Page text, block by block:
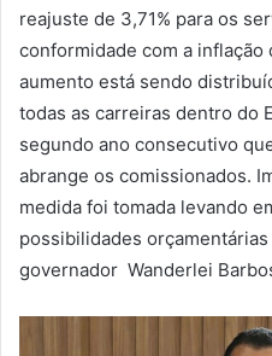
reajuste de 3,71% para os
conformidade com a inflação
aumento está sendo
todas as carreiras dentro do
segundo ano consecutivo
abrange os comissionados.
medida foi tomada levando
possibilidades
governador Wanderlei